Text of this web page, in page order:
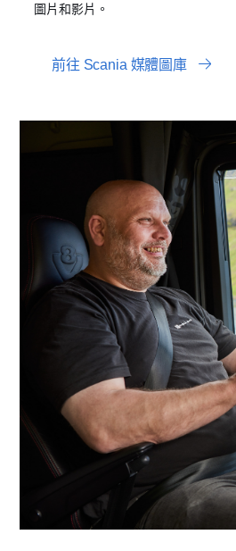
圖片和影片。
前往 Scania 媒體圖庫